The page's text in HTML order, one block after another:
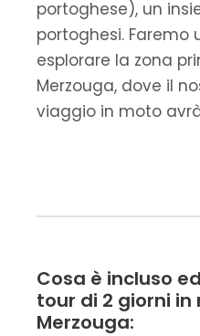
portoghese), un
portoghesi.
esplorare la zona
Merzouga, dove il
viaggio in moto
Cosa è incluso
tour di 2 giorni
Merzouga: